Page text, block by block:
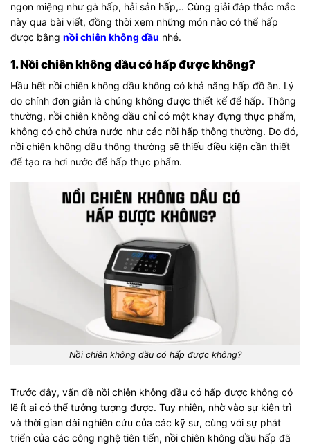
ngon miệng như gà hấp, hải sản hấp,.. Cùng giải đáp thắc mắc
này qua bài viết, đồng thời xem những món nào có thể hấp
được bằng nồi chiên không dầu nhé.
1. Nồi chiên không dầu có hấp được không?
Hầu hết nồi chiên không dầu không có khả năng hấp đồ ăn. Lý
do chính đơn giản là chúng không được thiết kế để hấp. Thông
thường, nồi chiên không dầu chỉ có một khay đựng thực phẩm,
không có chỗ chứa nước như các nồi hấp thông thường. Do đó,
nồi chiên không dầu thông thường sẽ thiếu điều kiện cần thiết
để tạo ra hơi nước để hấp thực phẩm.
Nồi chiên không dầu có hấp được không?
Trước đây, vấn đề nồi chiên không dầu có hấp được không có
lẽ ít ai có thể tưởng tượng được. Tuy nhiên, nhờ vào sự kiên trì
và thời gian dài nghiên cứu của các kỹ sư, cùng với sự phát
triển của các công nghệ tiên tiến, nồi chiên không dầu hấp đã